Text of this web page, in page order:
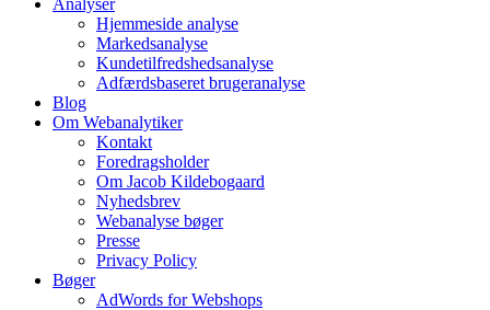
Analyser
Hjemmeside analyse
Markedsanalyse
Kundetilfredshedsanalyse
Adfærdsbaseret brugeranalyse
Blog
Om Webanalytiker
Kontakt
Foredragsholder
Om Jacob Kildebogaard
Nyhedsbrev
Webanalyse bøger
Presse
Privacy Policy
Bøger
AdWords for Webshops